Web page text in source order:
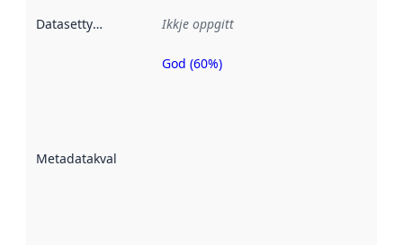
Datasettype Ikkje oppgitt
Metadatakvalitet
Metadatakvalitet
God (60%)